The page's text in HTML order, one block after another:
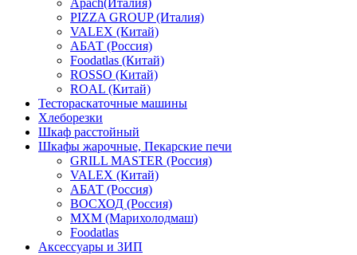
Apach(Италия)
PIZZA GROUP (Италия)
VALEX (Китай)
АБАТ (Россия)
Foodatlas (Китай)
ROSSO (Китай)
ROAL (Китай)
Тестораскаточные машины
Хлеборезки
Шкаф расстойный
Шкафы жарочные, Пекарские печи
GRILL MASTER (Россия)
VALEX (Китай)
АБАТ (Россия)
ВОСХОД (Россия)
МХМ (Марихолодмаш)
Foodatlas
Аксессуары и ЗИП